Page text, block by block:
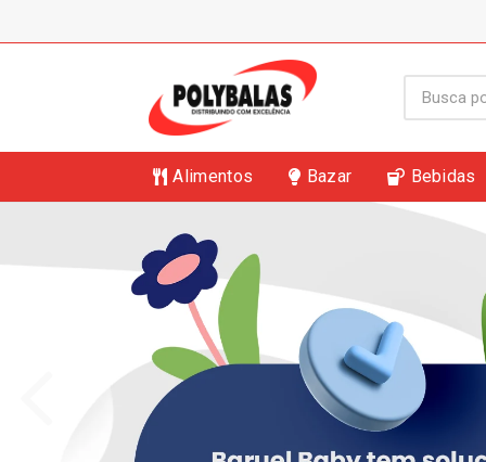
Alimentos Bazar Bebidas